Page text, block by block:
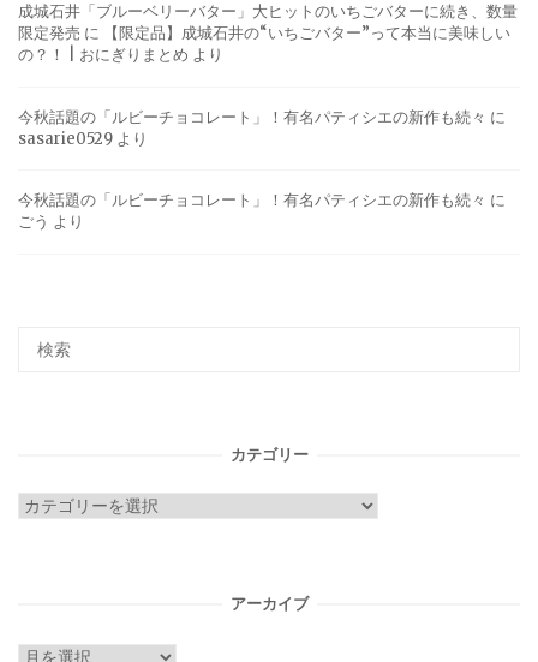
成城石井「ブルーベリーバター」大ヒットのいちごバターに続き、数量
限定発売 に
【限定品】成城石井の“いちごバター”って本当に美味しい
の？！ | おにぎりまとめ より
今秋話題の「ルビーチョコレート」！有名パティシエの新作も続々 に
sasarie0529 より
今秋話題の「ルビーチョコレート」！有名パティシエの新作も続々 に
ごう より
カテゴリー
カ
アーカイブ
ア